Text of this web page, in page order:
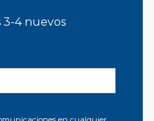
3-4 nuevos